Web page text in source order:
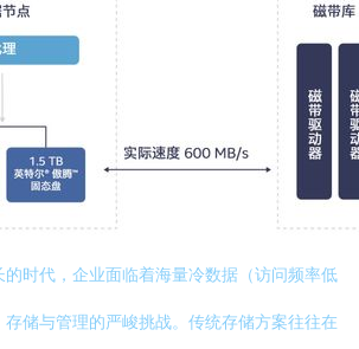
的时代，企业面临着海量冷数据（访问频率低
储与管理的严峻挑战。传统存储方案往往在